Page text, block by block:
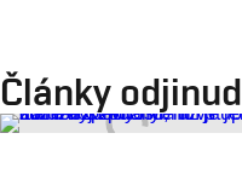
Články odjinud